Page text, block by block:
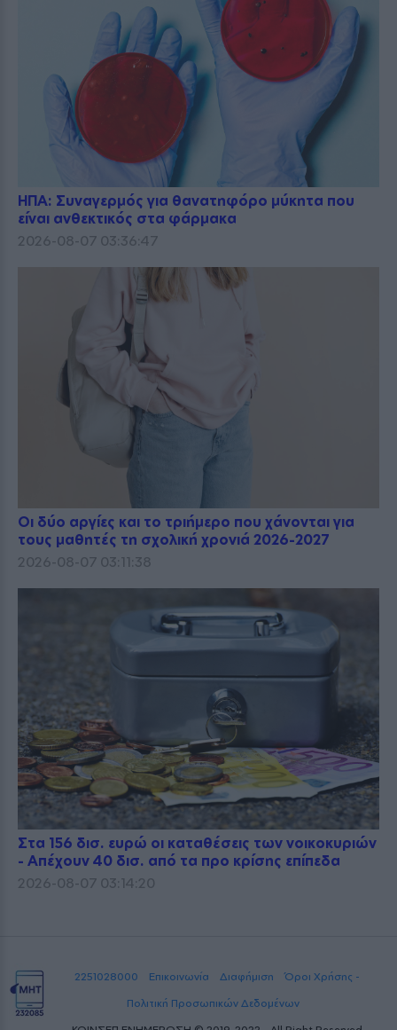
ΗΠΑ: Συναγερμός για θανατηφόρο μύκητα που
είναι ανθεκτικός στα φάρμακα
2026-08-07 03:36:47
Οι δύο αργίες και το τριήμερο που χάνονται για
τους μαθητές τη σχολική χρονιά 2026-2027
2026-08-07 03:11:38
Στα 156 δισ. ευρώ οι καταθέσεις των νοικοκυριών
- Απέχουν 40 δισ. από τα προ κρίσης επίπεδα
2026-08-07 03:14:20
2251028000 Επικοινωνία Διαφήμιση
Όροι Χρήσης -
Πολιτική Προσωπικών Δεδομένων